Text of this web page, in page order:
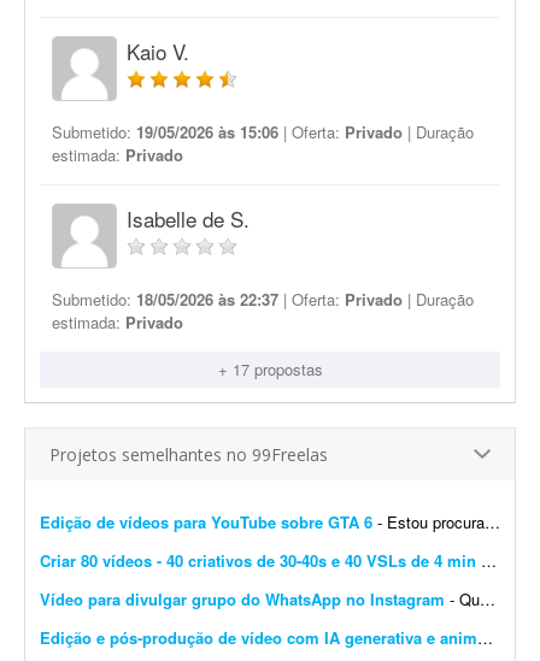
Kaio V.
Submetido: 19/05/2026 às 15:06 | Oferta: Privado | Duração
estimada: Privado
Isabelle de S.
Submetido: 18/05/2026 às 22:37 | Oferta: Privado | Duração
estimada: Privado
+ 17 propostas
Projetos semelhantes no 99Freelas
Edição de vídeos para YouTube sobre GTA 6 - Estou procurando um editor de vídeo para editar vídeos longos para YouTube, mais especificamente sobre GTA 6. A edição não precisa ser muito sofisticada. Procuro...
Criar 80 vídeos - 40 criativos de 30-40s e 40 VSLs de 4 min
Vídeo para divulgar grupo do WhatsApp no Instagram - Quero um vídeo para divulgar meu grupo do WhatsApp. Vou passar como quero que fique, pois são muitas informações e fornecerei todas as instruções necess&aa...
Edição e pós-produção de vídeo com IA generativa e animação